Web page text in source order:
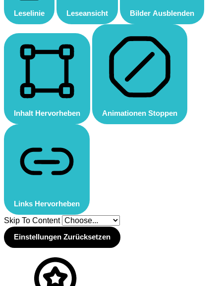
Leselinie Leseansicht Bilder Ausblenden
Inhalt Hervorheben Animationen Stoppen
Links Hervorheben
Skip To Content
Einstellungen Zurücksetzen